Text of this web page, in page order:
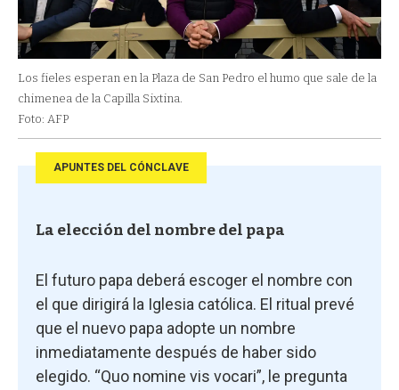
Los fieles esperan en la Plaza de San Pedro el humo que sale de la
chimenea de la Capilla Sixtina.
Foto: AFP
APUNTES DEL CÓNCLAVE
La elección del nombre del papa
El futuro papa deberá escoger el nombre con
el que dirigirá la Iglesia católica. El ritual prevé
que el nuevo papa adopte un nombre
inmediatamente después de haber sido
elegido. “Quo nomine vis vocari”, le pregunta